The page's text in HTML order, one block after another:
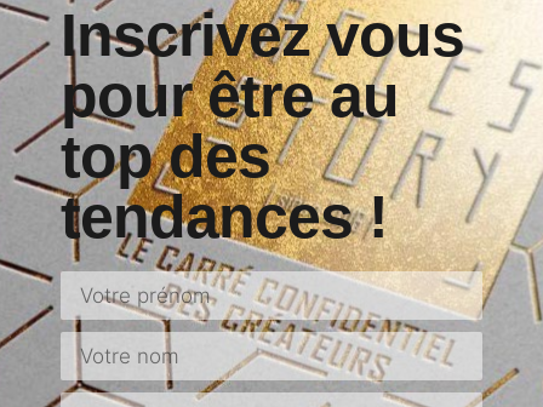
Inscrivez vous
pour être au
top des
tendances !